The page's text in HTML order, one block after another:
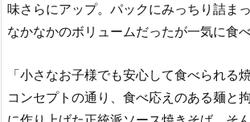
味さらにアップ。パックにみっちり詰ま
なかなかのボリュームだったが一気に食べ
「小さなお子様でも安心して食べられる
コンセプトの通り、食べ応えのある麺と